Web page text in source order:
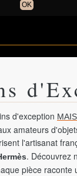
OK
d'exception
amateurs
l'artisanat
. Découvrez
pièce